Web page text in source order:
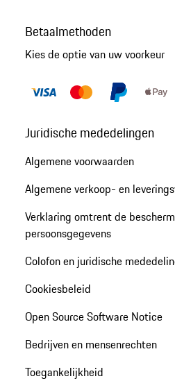
Betaalmethoden
Kies de optie van uw voorkeur
Juridische mededelingen
Algemene voorwaarden
Algemene verkoop- en
Verklaring omtrent de
persoonsgegevens
Colofon en juridische
Cookiesbeleid
Open Source Software Notice
Bedrijven en mensenrechten
Toegankelijkheid